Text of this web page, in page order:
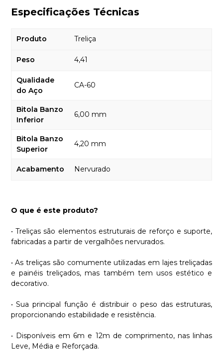
Especificações Técnicas
Produto Treliça
Peso 4,41
Qualidade
do Aço
CA-60
Bitola Banzo
Inferior
6,00 mm
Bitola Banzo
Superior
4,20 mm
Acabamento Nervurado
O que é este produto?
• Treliças são elementos estruturais de reforço e suporte,
fabricadas a partir de vergalhões nervurados.
• As treliças são comumente utilizadas em lajes treliçadas
e painéis treliçados, mas também tem usos estético e
decorativo.
• Sua principal função é distribuir o peso das estruturas,
proporcionando estabilidade e resistência.
• Disponíveis em 6m e 12m de comprimento, nas linhas
Leve, Média e Reforçada.